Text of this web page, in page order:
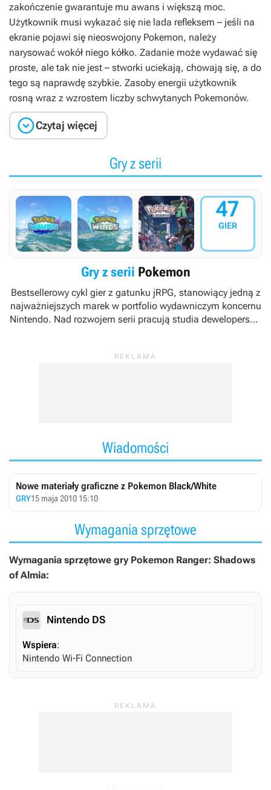
zakończenie gwarantuje mu awans i większą moc.
Użytkownik musi wykazać się nie lada refleksem – jeśli na
ekranie pojawi się nieoswojony Pokemon, należy
narysować wokół niego kółko. Zadanie może wydawać się
proste, ale tak nie jest – stworki uciekają, chowają się, a do
tego są naprawdę szybkie. Zasoby energii użytkownik
rosną wraz z wzrostem liczby schwytanych Pokemonów.
Czytaj więcej
Gry z serii
47
GIER
Gry z serii Pokemon
Bestsellerowy cykl gier z gatunku jRPG, stanowiący jedną z
najważniejszych marek w portfolio wydawniczym koncernu
Nintendo. Nad rozwojem serii pracują studia deweloperskie
Wiadomości
Nowe materiały graficzne z Pokemon Black/White
GRY15 maja 2010 15:10
Wymagania sprzętowe
Wymagania sprzętowe gry Pokemon Ranger: Shadows
of Almia:
Nintendo DS
Wspiera:
Nintendo Wi-Fi Connection